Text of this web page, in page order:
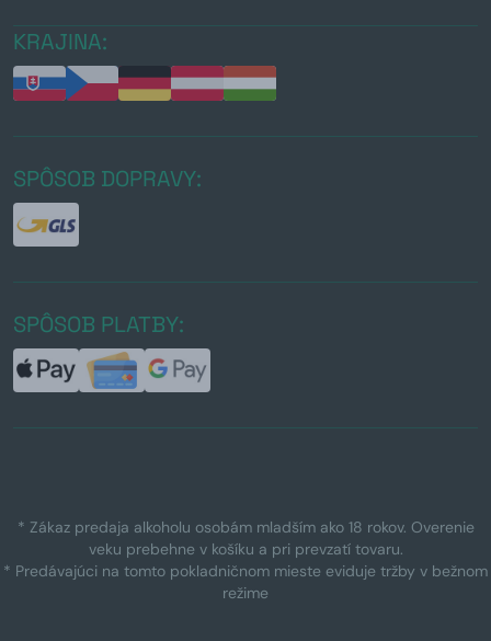
KRAJINA:
SPÔSOB DOPRAVY:
SPÔSOB PLATBY:
* Zákaz predaja alkoholu osobám mladším ako 18 rokov. Overenie
veku prebehne v košíku a pri prevzatí tovaru.
* Predávajúci na tomto pokladničnom mieste eviduje tržby v bežnom
režime